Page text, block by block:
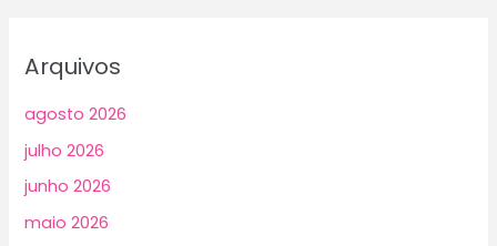
Arquivos
agosto 2026
julho 2026
junho 2026
maio 2026